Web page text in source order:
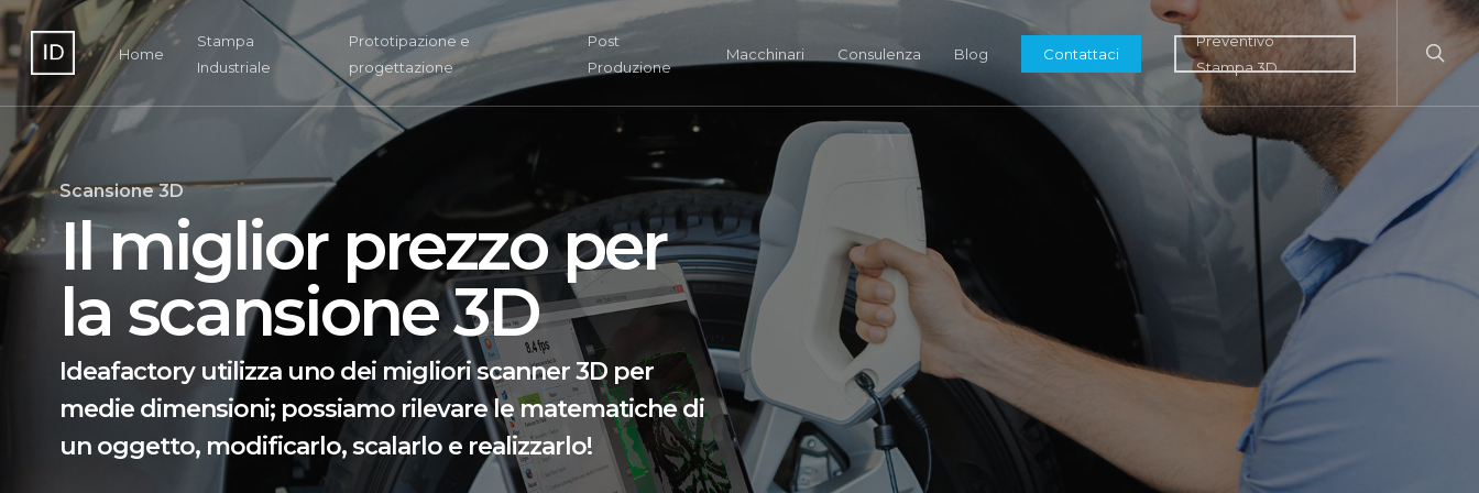
Skip
to
main
content
Home
Stampa
Industriale
Prototipazione e
progettazione
Post
Produzione
Macchinari Consulenza Blog Contattaci
Preventivo
Stampa 3D
Scansione 3D
Il miglior prezzo per
la scansione 3D
Ideafactory utilizza uno dei migliori scanner 3D per
medie dimensioni; possiamo rilevare le matematiche di
un oggetto, modificarlo, scalarlo e realizzarlo!